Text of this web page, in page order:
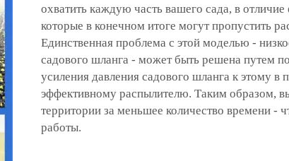
охватить каждую часть вашего сада, в отличие
которые в конечном итоге могут пропустить
Единственная проблема с этой моделью -
садового шланга - может быть решена путем
усиления давления садового шланга к этому в
эффективному распылителю. Таким образом,
территории за меньшее количество времени -
работы.